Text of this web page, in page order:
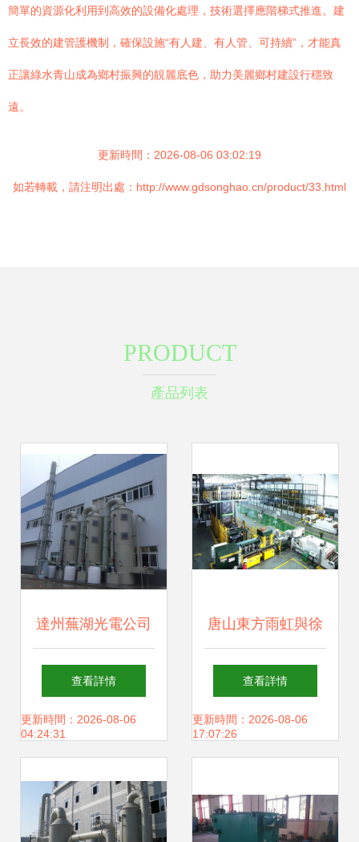
簡單的資源化利用到高效的設備化處理，技術選擇應階梯式推進。建
立長效的建管護機制，確保設施“有人建、有人管、可持續”，才能真
正讓綠水青山成為鄉村振興的靚麗底色，助力美麗鄉村建設行穩致
遠。
更新時間：2026-08-06 03:02:19
如若轉載，請注明出處：http://www.gdsonghao.cn/product/33.html
PRODUCT
產品列表
達州蕪湖光電公司
環保設備制造 綠色
科技驅動產業升級
查看詳情
更新時間：2026-08-06
04:24:31
唐山東方雨虹與徐
州臥牛山雙雙獲
獎，彰顯防水材料
豐收
查看詳情
更新時間：2026-08-06
17:07:26